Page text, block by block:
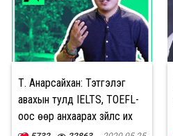
Т. Анарсайхан: Тэтгэлэг
авахын тулд IELTS, TOEFL-
оос өөр анхаарах зүйлс их
бий